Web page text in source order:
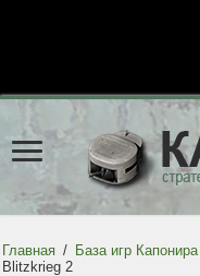
Главная / База игр Капонира
Blitzkrieg 2